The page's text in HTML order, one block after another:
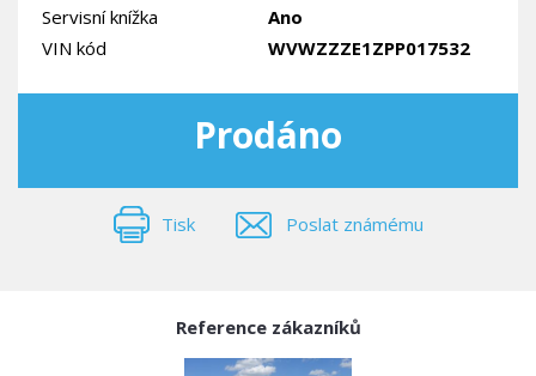
Servisní knížka
Ano
VIN kód
WVWZZZE1ZPP017532
Prodáno
Tisk Poslat známému
Reference zákazníků